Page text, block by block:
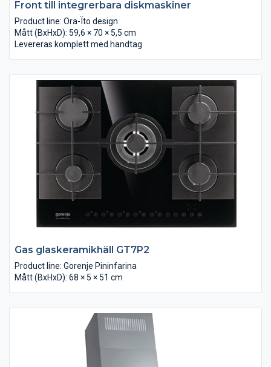
Front till integrerbara diskmaskiner
Product line: Ora-Ïto design
Mått (BxHxD): 59,6 × 70 × 5,5 cm
Levereras komplett med handtag
Gas glaskeramikhäll GT7P2
Product line: Gorenje Pininfarina
Mått (BxHxD): 68 × 5 × 51 cm